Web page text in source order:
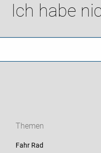
Ich habe
Themen
Fahr Rad